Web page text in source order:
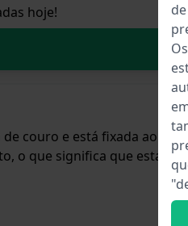
hoje!
couro e está fixada ao
o que significa que esta
de